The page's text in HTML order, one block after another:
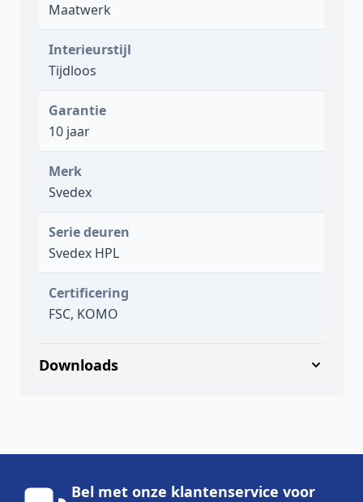
Maatwerk
Interieurstijl
Tijdloos
Garantie
10 jaar
Merk
Svedex
Serie deuren
Svedex HPL
Certificering
FSC, KOMO
Downloads
Bel met onze klantenservice voor